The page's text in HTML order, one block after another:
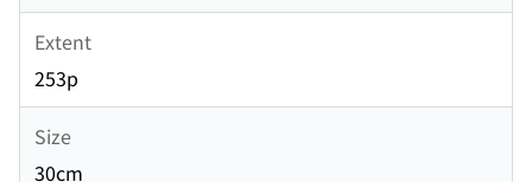
Extent
253p
Size
30cm